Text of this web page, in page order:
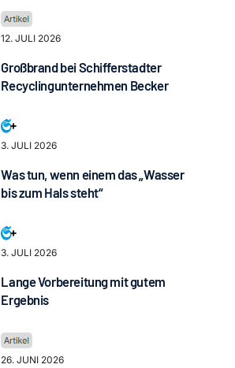
12. JULI 2026
Großbrand bei Schifferstadter
Recyclingunternehmen Becker
3. JULI 2026
Was tun, wenn einem das „Wasser
bis zum Hals steht“
3. JULI 2026
Lange Vorbereitung mit gutem
Ergebnis
26. JUNI 2026